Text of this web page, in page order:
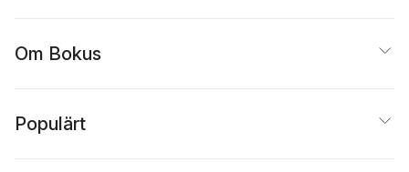
Om Bokus
Populärt